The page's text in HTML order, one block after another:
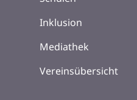
Inklusion
Mediathek
Vereinsübersicht